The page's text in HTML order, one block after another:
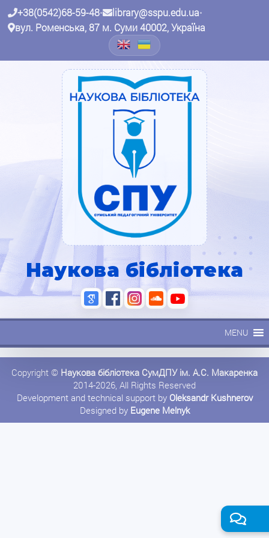
+38(0542)68-59-48• library@sspu.edu.ua•
вул. Роменська, 87 м. Суми 40002, Україна
Наукова бібліотека
MENU
Copyright © Наукова бібліотека СумДПУ ім. А.С. Макаренка
2014-2026, All Rights Reserved
Development and technical support by Oleksandr Kushnerov
Designed by Eugene Melnyk